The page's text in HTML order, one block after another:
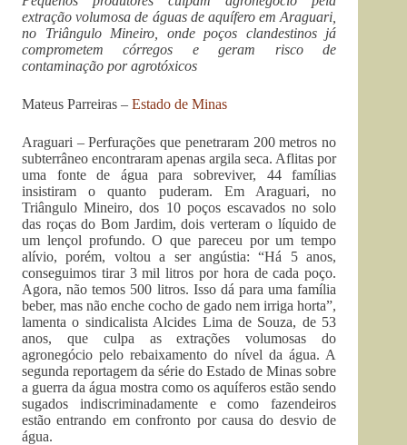
extração volumosa de águas de aquífero em Araguari,
no Triângulo Mineiro, onde poços clandestinos já
comprometem córregos e geram risco de
contaminação por agrotóxicos
Mateus Parreiras – Estado de Minas
Araguari – Perfurações que penetraram 200 metros no
subterrâneo encontraram apenas argila seca. Aflitas por
uma fonte de água para sobreviver, 44 famílias
insistiram o quanto puderam. Em Araguari, no
Triângulo Mineiro, dos 10 poços escavados no solo
das roças do Bom Jardim, dois verteram o líquido de
um lençol profundo. O que pareceu por um tempo
alívio, porém, voltou a ser angústia: “Há 5 anos,
conseguimos tirar 3 mil litros por hora de cada poço.
Agora, não temos 500 litros. Isso dá para uma família
beber, mas não enche cocho de gado nem irriga horta”,
lamenta o sindicalista Alcides Lima de Souza, de 53
anos, que culpa as extrações volumosas do
agronegócio pelo rebaixamento do nível da água. A
segunda reportagem da série do Estado de Minas sobre
a guerra da água mostra como os aquíferos estão sendo
sugados indiscriminadamente e como fazendeiros
estão entrando em confronto por causa do desvio de
água.